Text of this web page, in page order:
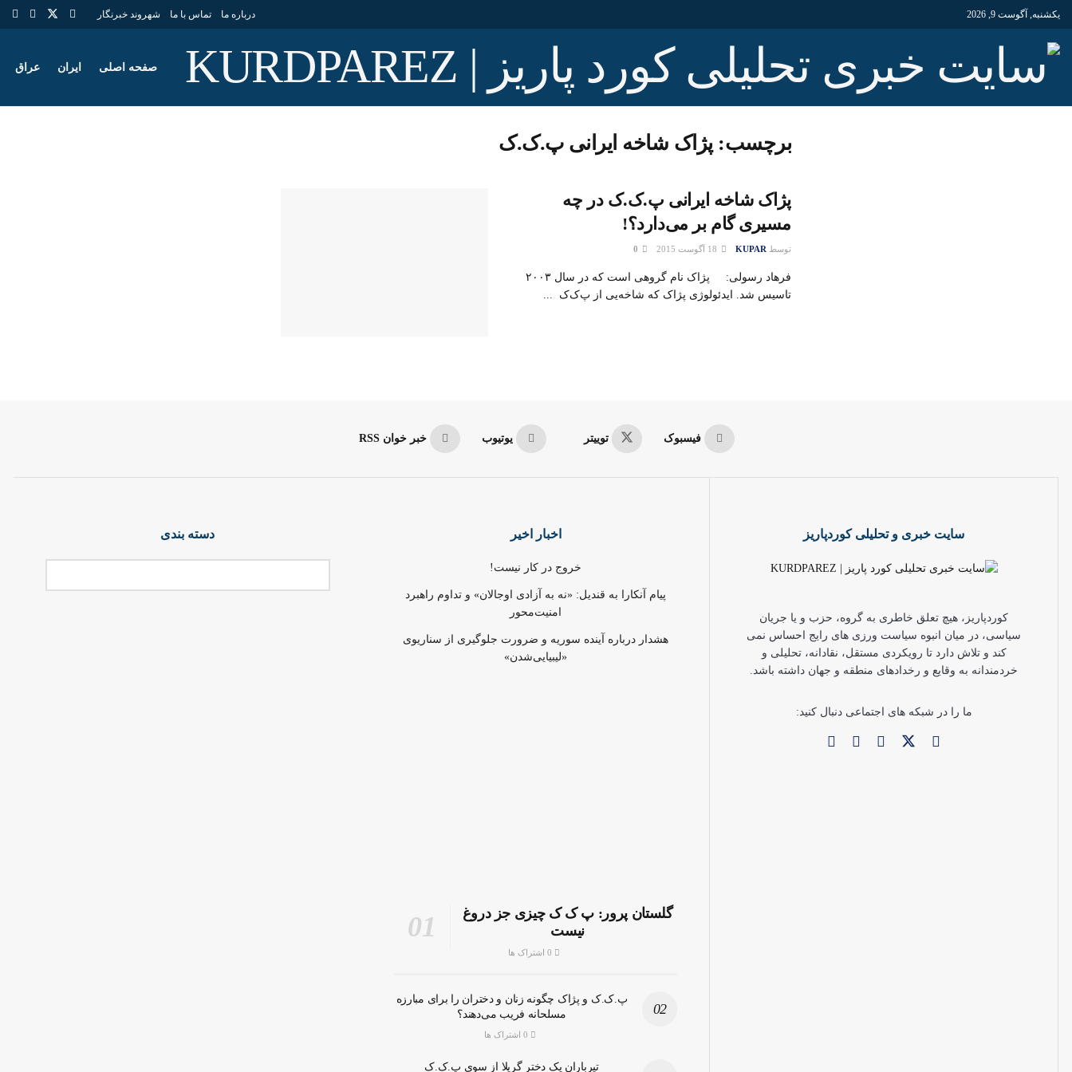
یکشنبه, آگوست 9, 2026 درباره ما تماس با ما شهروند خبرنگار
صفحه اصلی ایران عراق
برچسب: پژاک شاخه ایرانی پ.ک.ک
پژاک شاخه ایرانی پ.ک.ک در چه
مسیری گام بر می‌دارد؟!
توسط KUPAR
تاسیس شد. اید‌ئولوژی پژاک که شاخه‌یی از پ‌ک‌ک ...
فیسبوک توییتر یوتیوب خبر خوان RSS
سایت خبری و تحلیلی کوردپاریز
کوردپاریز، هیچ تعلق خاطری به گروه، حزب و یا جریان
سیاسی، در میان انبوه سیاست ورزی های رایج احساس نمی
کند و تلاش دارد تا رویکردی مستقل، نقادانه، تحلیلی و
خردمندانه به وقایع و رخدادهای منطقه و جهان داشته باشد.
ما را در شبکه های اجتماعی دنبال کنید:
اخبار اخیر
خروج در کار نیست!
پیام آنکارا به قندیل: «نه به آزادی اوجالان» و تداوم راهبرد
امنیت‌محور
هشدار درباره آینده سوریه و ضرورت جلوگیری از سناریوی
«لیبیایی‌شدن»
گلستان پرور: پ ک ک چیزی جز دروغ
نیست
پ.ک.ک و پژاک چگونه زنان و دختران را برای مبارزه
مسلحانه فریب می‌دهند؟
تیرباران یک دختر گریلا از سوی پ.ک.ک
دسته بندی